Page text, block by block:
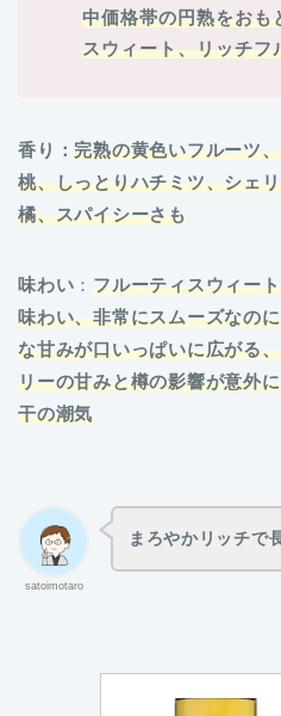
中価格帯の円熟をおも
スウィート、リッチフ
香り：完熟の黄色いフルーツ
桃、しっとりハチミツ、シェ
橘、スパイシーさも
味わい ：フルーティスウィー
味わい、非常にスムーズなの
な甘みが口いっぱいに広がる
リーの甘みと樽の影響が意外
干の潮気
satoimotaro
まろやかリッチで